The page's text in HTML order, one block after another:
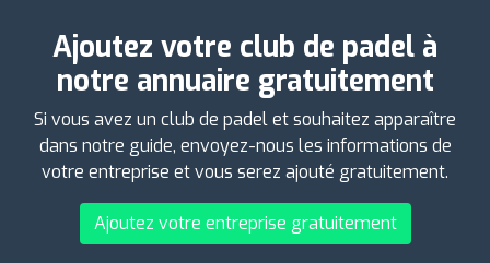
Ajoutez votre club de padel à
notre annuaire gratuitement
Si vous avez un club de padel et souhaitez apparaître
dans notre guide, envoyez-nous les informations de
votre entreprise et vous serez ajouté gratuitement.
Ajoutez votre entreprise gratuitement